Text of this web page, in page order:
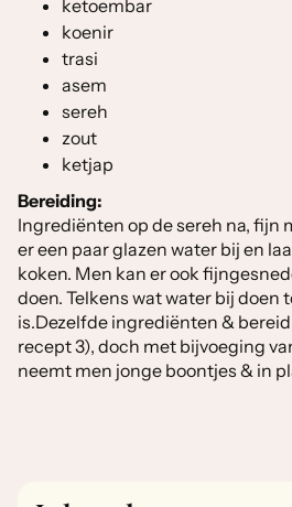
ketoembar
koenir
trasi
asem
sereh
zout
ketjap
Bereiding:
Ingrediënten op de sereh na, fijn
er een paar glazen water bij en
koken. Men kan er ook
doen. Telkens wat water bij doen
is.Dezelfde ingrediënten &
recept 3), doch met bijvoeging
neemt men jonge boontjes & in